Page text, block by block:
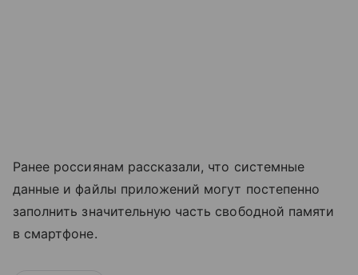
Ранее россиянам рассказали, что системные
данные и файлы приложений могут постепенно
заполнить значительную часть свободной памяти
в смартфоне.